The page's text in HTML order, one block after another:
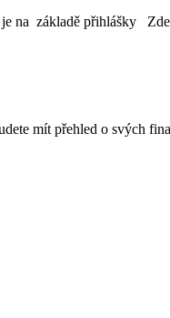
na základě přihlášky
mít přehled o svých